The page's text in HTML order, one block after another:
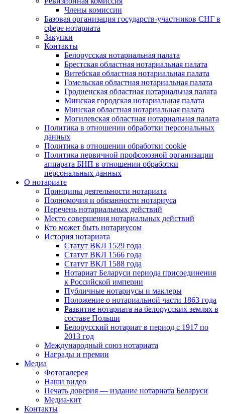
Члены комиссии
Базовая организация государств-участников СНГ в
сфере нотариата
Закупки
Контакты
Белорусская нотариальная палата
Брестская областная нотариальная палата
Витебская областная нотариальная палата
Гомельская областная нотариальная палата
Гродненская областная нотариальная палата
Минская городская нотариальная палата
Минская областная нотариальная палата
Могилевская областная нотариальная палата
Политика в отношении обработки персональных
данных
Политика в отношении обработки cookie
Политика первичной профсоюзной организации
аппарата БНП в отношении обработки
персональных данных
О нотариате
Принципы деятельности нотариата
Полномочия и обязанности нотариуса
Перечень нотариальных действий
Место совершения нотариальных действий
Кто может быть нотариусом
История нотариата
Статут ВКЛ 1529 года
Статут ВКЛ 1566 года
Статут ВКЛ 1588 года
Нотариат Беларуси периода присоединения
к Российской империи
Публичные нотариусы и маклеры
Положение о нотариальной части 1863 года
Развитие нотариата на белорусских землях в
составе Польши
Белорусский нотариат в период с 1917 по
2013 год
Международный союз нотариата
Награды и премии
Медиа
Фотогалерея
Наши видео
Печать доверия — издание нотариата Беларуси
Медиа-кит
Контакты